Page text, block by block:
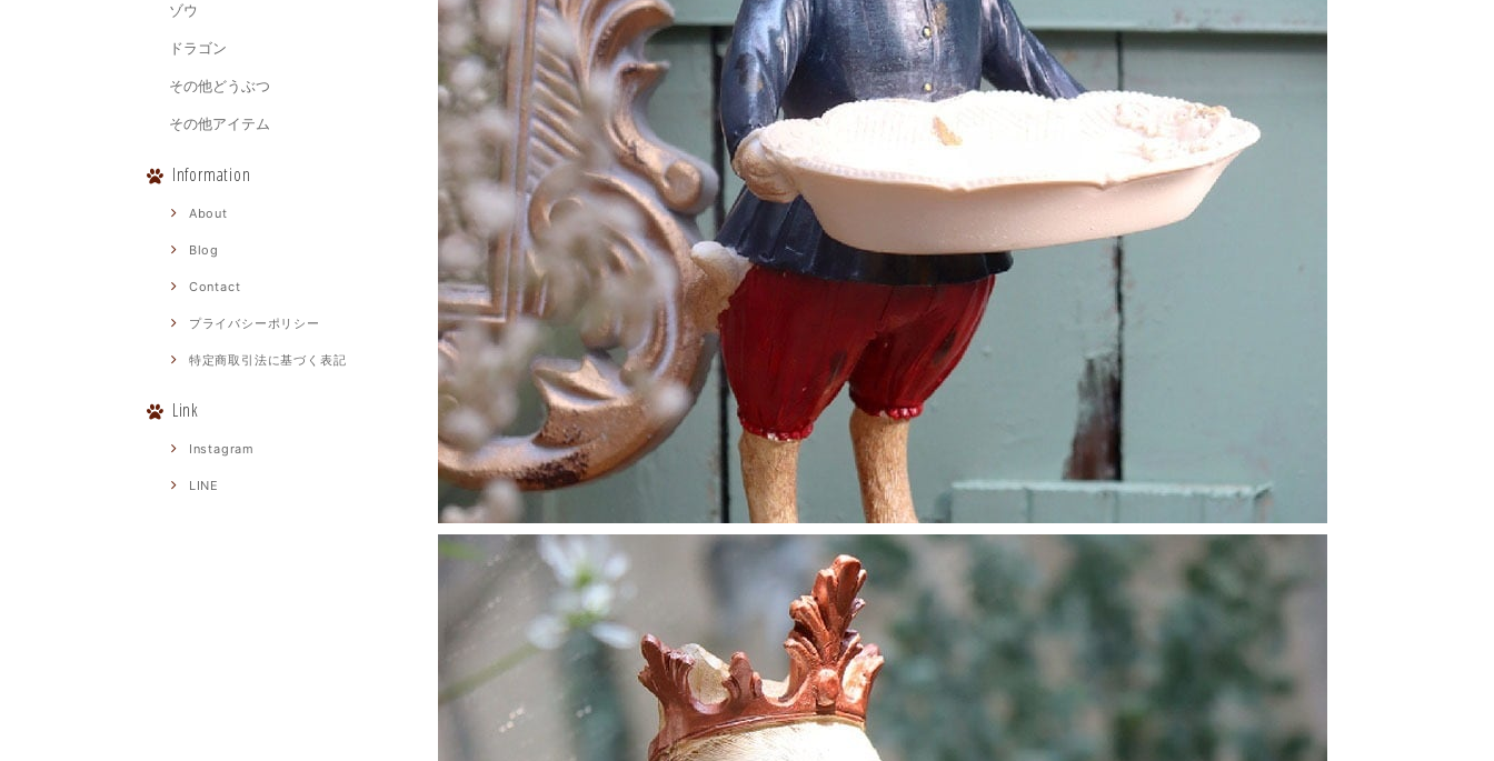
ゾウ
ドラゴン
その他どうぶつ
その他アイテム
Information
About
Blog
Contact
プライバシーポリシー
特定商取引法に基づく表記
Link
Instagram
LINE